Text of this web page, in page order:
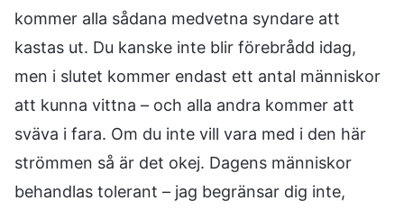
kommer alla sådana medvetna syndare att
kastas ut. Du kanske inte blir förebrådd idag,
men i slutet kommer endast ett antal människor
att kunna vittna – och alla andra kommer att
sväva i fara. Om du inte vill vara med i den här
strömmen så är det okej. Dagens människor
behandlas tolerant – jag begränsar dig inte,